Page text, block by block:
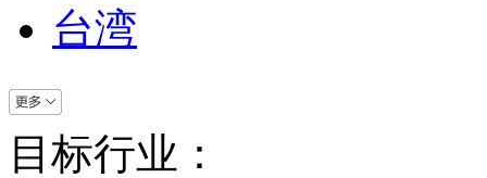
台湾
目标行业：